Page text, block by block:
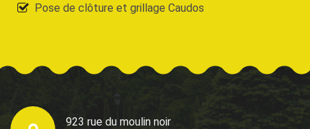
Pose de clôture et grillage Caudos
923 rue du moulin noir